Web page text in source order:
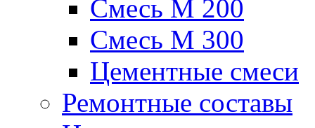
Смесь М 200
Смесь М 300
Цементные смеси
Ремонтные составы